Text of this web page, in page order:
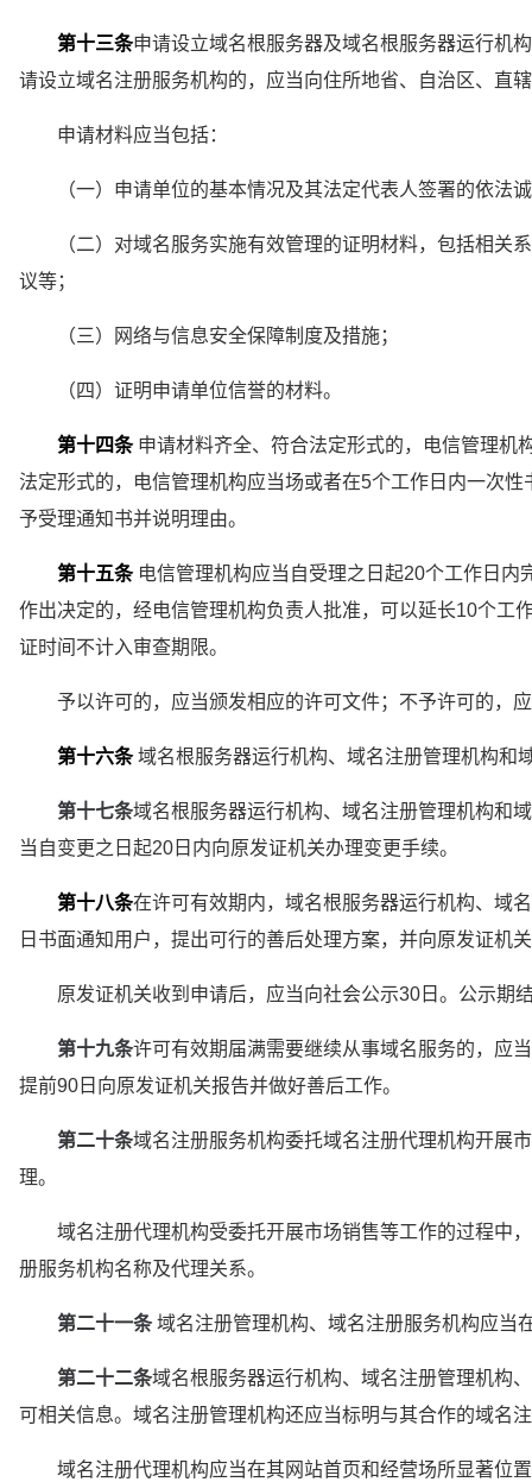
第十三条申请设立域名根服务器及域名根服务器运行机
请设立域名注册服务机构的，应当向住所地省、自治区、直
申请材料应当包括：
（一）申请单位的基本情况及其法定代表人签署的依法
（二）对域名服务实施有效管理的证明材料，包括相关
议等；
（三）网络与信息安全保障制度及措施；
（四）证明申请单位信誉的材料。
第十四条 申请材料齐全、符合法定形式的，电信管理机
法定形式的，电信管理机构应当场或者在5个工作日内一次
予受理通知书并说明理由。
第十五条 电信管理机构应当自受理之日起20个工作日内
作出决定的，经电信管理机构负责人批准，可以延长10个工
证时间不计入审查期限。
予以许可的，应当颁发相应的许可文件；不予许可的，应
第十六条 域名根服务器运行机构、域名注册管理机构和
第十七条域名根服务器运行机构、域名注册管理机构和
当自变更之日起20日内向原发证机关办理变更手续。
第十八条在许可有效期内，域名根服务器运行机构、域
日书面通知用户，提出可行的善后处理方案，并向原发证机
原发证机关收到申请后，应当向社会公示30日。公示期
第十九条许可有效期届满需要继续从事域名服务的，应
提前90日向原发证机关报告并做好善后工作。
第二十条域名注册服务机构委托域名注册代理机构开展
理。
域名注册代理机构受委托开展市场销售等工作的过程中
册服务机构名称及代理关系。
第二十一条 域名注册管理机构、域名注册服务机构应当
第二十二条域名根服务器运行机构、域名注册管理机构
可相关信息。域名注册管理机构还应当标明与其合作的域名
域名注册代理机构应当在其网站首页和经营场所显著位置